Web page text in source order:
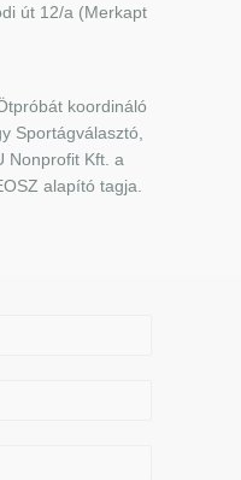
út 12/a (Merkapt
koordináló
Sportágválasztó,
Nonprofit Kft. a
alapító tagja.